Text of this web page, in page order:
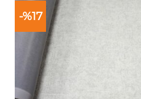
-%17